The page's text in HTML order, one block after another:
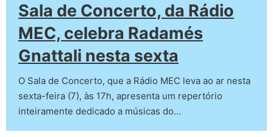
Sala de Concerto, da Rádio
MEC, celebra Radamés
Gnattali nesta sexta
O Sala de Concerto, que a Rádio MEC leva ao ar nesta
sexta-feira (7), às 17h, apresenta um repertório
inteiramente dedicado a músicas do…